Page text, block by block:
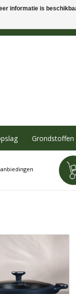
informatie is